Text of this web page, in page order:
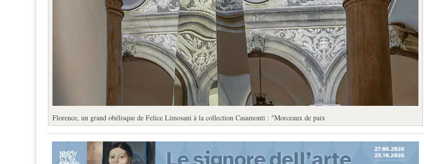
Florence, un grand obélisque de Felice Limosani à la collection Casamonti : "Morceaux de paix